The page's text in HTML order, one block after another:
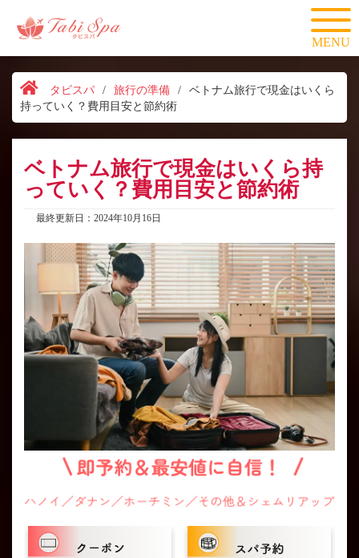
MENU
タビスパ / 旅行の準備 /
ベトナム旅行で現金はいくら
持っていく？費用目安と節約術
ベトナム旅行で現金はいくら持
っていく？費用目安と節約術
最終更新日：2024年10月16日